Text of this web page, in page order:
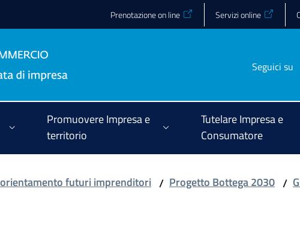
Prenotazione on line Servizi online
Seguici su
Promuovere Impresa e
territorio
Tutelare Impresa e
Consumatore
futuri imprenditori / Progetto Bottega 2030 /